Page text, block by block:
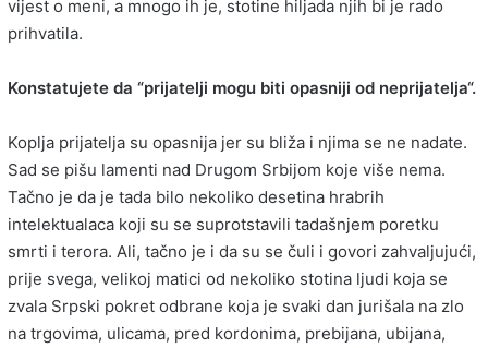
vijest o meni, a mnogo ih je, stotine hiljada njih bi je rado
prihvatila.
Konstatujete da “prijatelji mogu biti opasniji od neprijatelja“.
Koplja prijatelja su opasnija jer su bliža i njima se ne nadate.
Sad se pišu lamenti nad Drugom Srbijom koje više nema.
Tačno je da je tada bilo nekoliko desetina hrabrih
intelektualaca koji su se suprotstavili tadašnjem poretku
smrti i terora. Ali, tačno je i da su se čuli i govori zahvaljujući,
prije svega, velikoj matici od nekoliko stotina ljudi koja se
zvala Srpski pokret odbrane koja je svaki dan jurišala na zlo
na trgovima, ulicama, pred kordonima, prebijana, ubijana,